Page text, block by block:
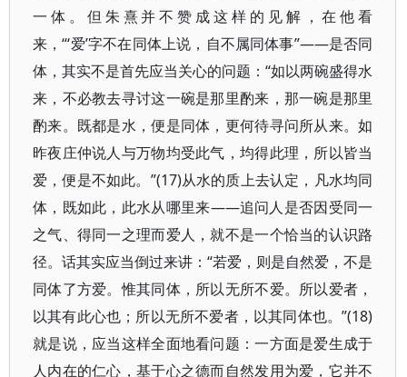
一体。但朱熹并不赞成这样的见解，在他看
来，“‘爱’字不在同体上说，自不属同体事”——是否同
体，其实不是首先应当关心的问题：“如以两碗盛得水
来，不必教去寻讨这一碗是那里酌来，那一碗是那里
酌来。既都是水，便是同体，更何待寻问所从来。如
昨夜庄仲说人与万物均受此气，均得此理，所以皆当
爱，便是不如此。”(17)从水的质上去认定，凡水均同
体，既如此，此水从哪里来——追问人是否因受同一
之气、得同一之理而爱人，就不是一个恰当的认识路
径。话其实应当倒过来讲：“若爱，则是自然爱，不是
同体了方爱。惟其同体，所以无所不爱。所以爱者，
以其有此心也；所以无所不爱者，以其同体也。”(18)
就是说，应当这样全面地看问题：一方面是爱生成于
人内在的仁心，基于心之德而自然发用为爱，它并不